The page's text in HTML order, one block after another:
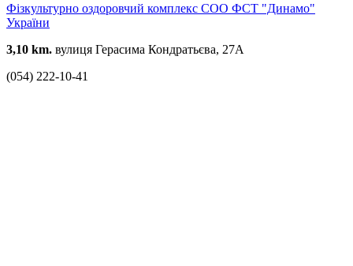
Фізкультурно оздоровчий комплекс СОО ФСТ "Динамо"
України
3,10 km. вулиця Герасима Кондратьєва, 27А
(054) 222-10-41